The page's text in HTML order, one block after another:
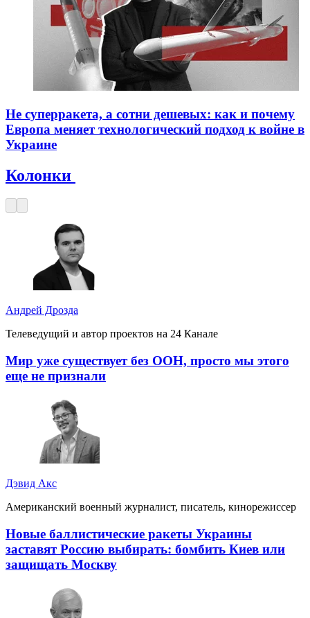
Не суперракета, а сотни дешевых: как и почему
Европа меняет технологический подход к войне в
Украине
Колонки
Андрей Дрозда
Телеведущий и автор проектов на 24 Канале
Мир уже существует без ООН, просто мы этого
еще не признали
Дэвид Акс
Американский военный журналист, писатель, кинорежиссер
Новые баллистические ракеты Украины
заставят Россию выбирать: бомбить Киев или
защищать Москву